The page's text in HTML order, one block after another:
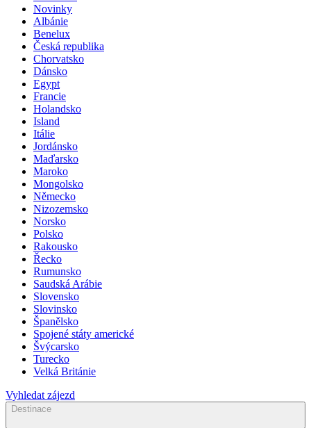
Novinky
Albánie
Benelux
Česká republika
Chorvatsko
Dánsko
Egypt
Francie
Holandsko
Island
Itálie
Jordánsko
Maďarsko
Maroko
Mongolsko
Německo
Nizozemsko
Norsko
Polsko
Rakousko
Řecko
Rumunsko
Saudská Arábie
Slovensko
Slovinsko
Španělsko
Spojené státy americké
Švýcarsko
Turecko
Velká Británie
Vyhledat zájezd
Destinace